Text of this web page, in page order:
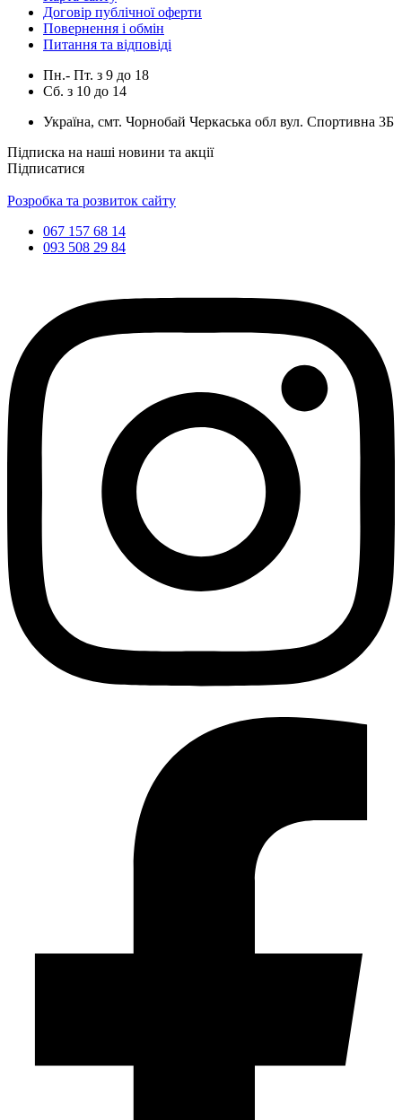
Договір публічної оферти
Повернення і обмін
Питання та відповіді
Пн.- Пт. з 9 до 18
Сб. з 10 до 14
Україна, смт. Чорнобай Черкаська обл вул. Спортивна 3Б
Підписка на наші новини та акції
Підписатися
Розробка та розвиток сайту
067 157 68 14
093 508 29 84